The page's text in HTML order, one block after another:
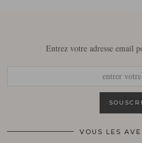
Entrez votre adresse email
VOUS LES